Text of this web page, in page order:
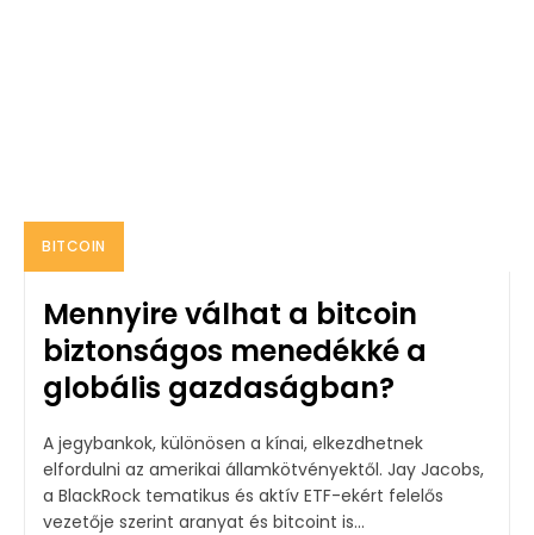
BITCOIN
Mennyire válhat a bitcoin
biztonságos menedékké a
globális gazdaságban?
A jegybankok, különösen a kínai, elkezdhetnek
elfordulni az amerikai államkötvényektől. Jay Jacobs,
a BlackRock tematikus és aktív ETF-ekért felelős
vezetője szerint aranyat és bitcoint is...